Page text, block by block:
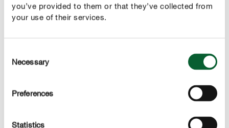
you’ve provided to them or that they’ve collected from
your use of their services.
Selection
Necessary
Preferences
Statistics
Ajoutez et incorporez les œufs un à un.
Mélangez la fécule avec la noix de coco râpée et
Pour finir, glisser le chocolat sous l’appareil.
Déposez les caissettes dans les moules à muffins et